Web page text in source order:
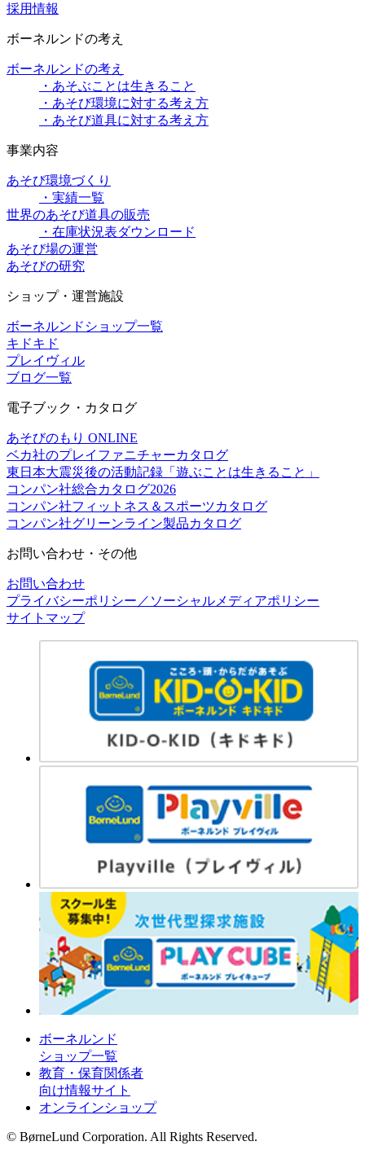
採用情報
ボーネルンドの考え
ボーネルンドの考え
・あそぶことは生きること
・あそび環境に対する考え方
・あそび道具に対する考え方
事業内容
あそび環境づくり
・実績一覧
世界のあそび道具の販売
・在庫状況表ダウンロード
あそび場の運営
あそびの研究
ショップ・運営施設
ボーネルンドショップ一覧
キドキド
プレイヴィル
ブログ一覧
電子ブック・カタログ
あそびのもり ONLINE
ベカ社のプレイファニチャーカタログ
東日本大震災後の活動記録「遊ぶことは生きること」
コンパン社総合カタログ2026
コンパン社フィットネス＆スポーツカタログ
コンパン社グリーンライン製品カタログ
お問い合わせ・その他
お問い合わせ
プライバシーポリシー／ソーシャルメディアポリシー
サイトマップ
ボーネルンド
ショップ一覧
教育・保育関係者
向け情報サイト
オンラインショップ
© BørneLund Corporation. All Rights Reserved.